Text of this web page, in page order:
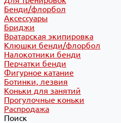
Бенди/флорбол
Аксессуары
Бриджи
Вратарская экипировка
Клюшки бенди/флорбол
Налокотники бенди
Перчатки бенди
Фигурное катание
Ботинки, лезвия
Коньки для занятий
Прогулочные коньки
Распродажа
Поиск